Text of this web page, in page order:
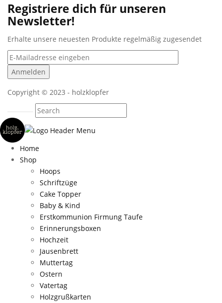
Registriere dich für unseren
Newsletter!
Erhalte unsere neuesten Produkte regelmäßig zugesendet
Copyright © 2023 - holzklopfer
Home
Shop
Hoops
Schriftzüge
Cake Topper
Baby & Kind
Erstkommunion Firmung Taufe
Erinnerungsboxen
Hochzeit
Jausenbrett
Muttertag
Ostern
Vatertag
Holzgrußkarten